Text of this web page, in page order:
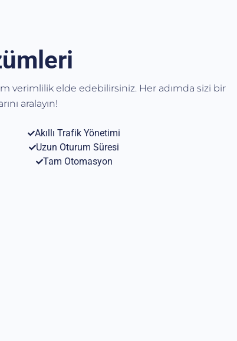
verimlilik elde edebilirsiniz. Her adımda sizi bir
aralayın!
Akıllı Trafik Yönetimi
Uzun Oturum Süresi
Tam Otomasyon